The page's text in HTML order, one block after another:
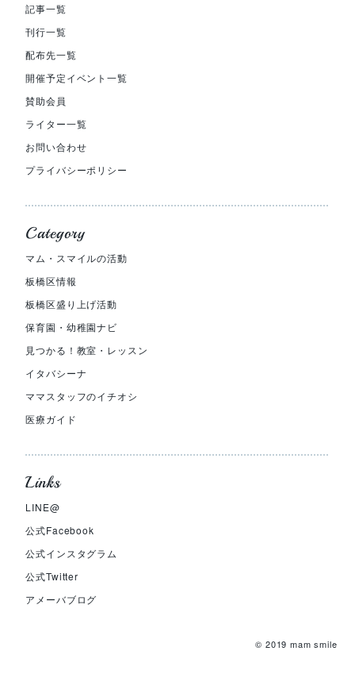
記事一覧
刊行一覧
配布先一覧
開催予定イベント一覧
賛助会員
ライター一覧
お問い合わせ
プライバシーポリシー
Category
マム・スマイルの活動
板橋区情報
板橋区盛り上げ活動
保育園・幼稚園ナビ
見つかる！教室・レッスン
イタバシーナ
ママスタッフのイチオシ
医療ガイド
Links
LINE@
公式Facebook
公式インスタグラム
公式Twitter
アメーバブログ
© 2019 mam smile